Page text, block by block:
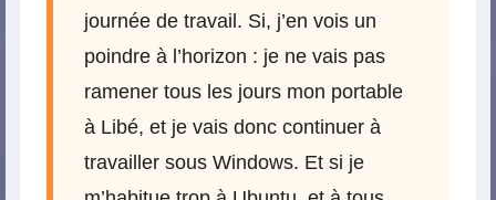
journée de travail. Si, j’en vois un
poindre à l’horizon : je ne vais pas
ramener tous les jours mon portable
à Libé, et je vais donc continuer à
travailler sous Windows. Et si je